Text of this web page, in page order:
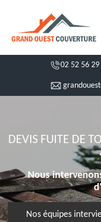
02 52 56 29
DEVIS FUITE DE
Nous
Nos équipes